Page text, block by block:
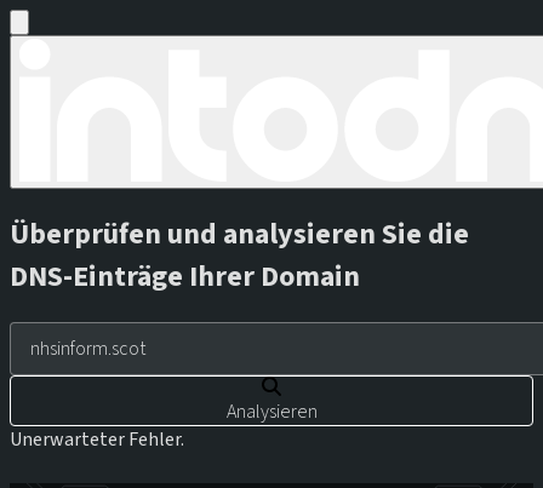
Überprüfen und analysieren Sie die
DNS-Einträge Ihrer Domain
Analysieren
Unerwarteter Fehler.